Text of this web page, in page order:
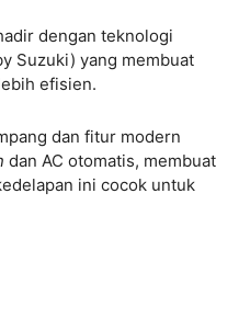
dengan teknologi
Suzuki) yang membuat
efisien.
dan fitur modern
dan AC otomatis, membuat
ini cocok untuk